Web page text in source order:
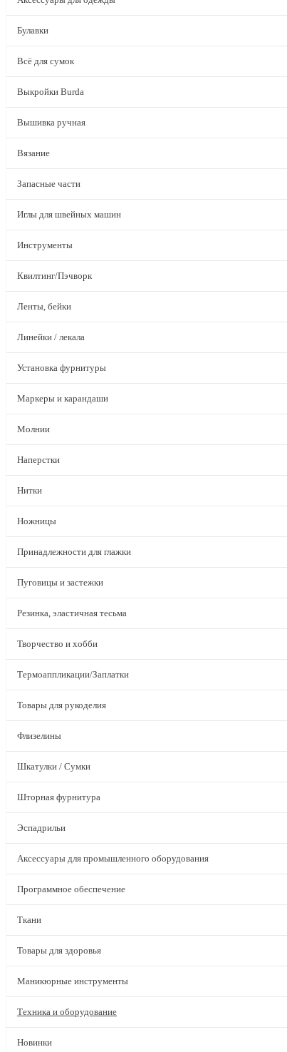
Булавки
Всё для сумок
Выкройки Burda
Вышивка ручная
Вязание
Запасные части
Иглы для швейных машин
Инструменты
Квилтинг/Пэчворк
Ленты, бейки
Линейки / лекала
Установка фурнитуры
Маркеры и карандаши
Молнии
Наперстки
Нитки
Ножницы
Принадлежности для глажки
Пуговицы и застежки
Резинка, эластичная тесьма
Творчество и хобби
Термоаппликации/Заплатки
Товары для рукоделия
Флизелины
Шкатулки / Сумки
Шторная фурнитура
Эспадрильи
Аксессуары для промышленного оборудования
Программное обеспечение
Ткани
Товары для здоровья
Маникюрные инструменты
Техника и оборудование
Новинки